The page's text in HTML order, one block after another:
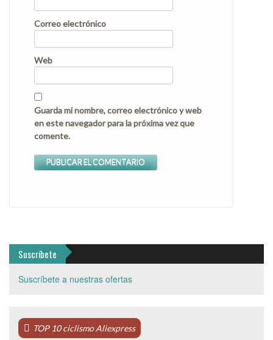
Correo electrónico
Web
Guarda mi nombre, correo electrónico y web
en este navegador para la próxima vez que
comente.
Suscríbete
Suscríbete a nuestras ofertas
TOP 10 ciclismo Aliexpress